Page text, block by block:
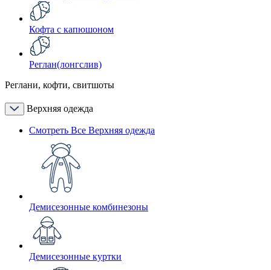
Кофта с капюшоном
Реглан(лонгслив)
Реглани, кофти, свитшоты
Верхняя одежда
Смотреть Все Верхняя одежда
Демисезонные комбинезоны
Демисезонные куртки